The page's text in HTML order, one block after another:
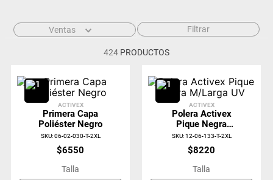
Ventas Filtrar
424 PRODUCTOS
ACTIVEX
Primera Capa
Poliéster Negro
SKU:06-02-030-T-2XL
$6550
Talla
ACTIVEX
Polera Activex
Pique Negra
M/Larga UV
SKU:12-06-133-T-2XL
$8220
Talla
guantes
4 . geologo